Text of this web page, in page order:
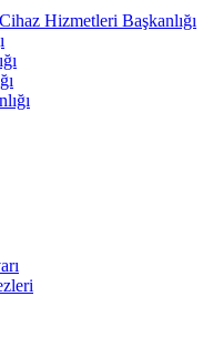
Hizmetleri Başkanlığı